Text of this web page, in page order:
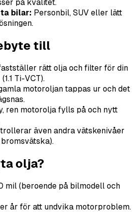
på kvalitet.
bilar: Personbil, SUV eller lätt
till
rätt olja och filter för din
Ti-VCT).
motoroljan tappas ur och det
ren motorolja fylls på och nytt
även andra vätskenivåer
olja?
mil (beroende på bilmodell och
år för att undvika motorproblem.